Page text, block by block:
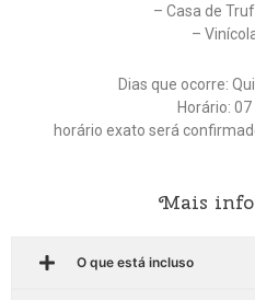
– Casa de
–
Dias que ocorre:
Horário:
horário exato será
Mais
O que está incluso